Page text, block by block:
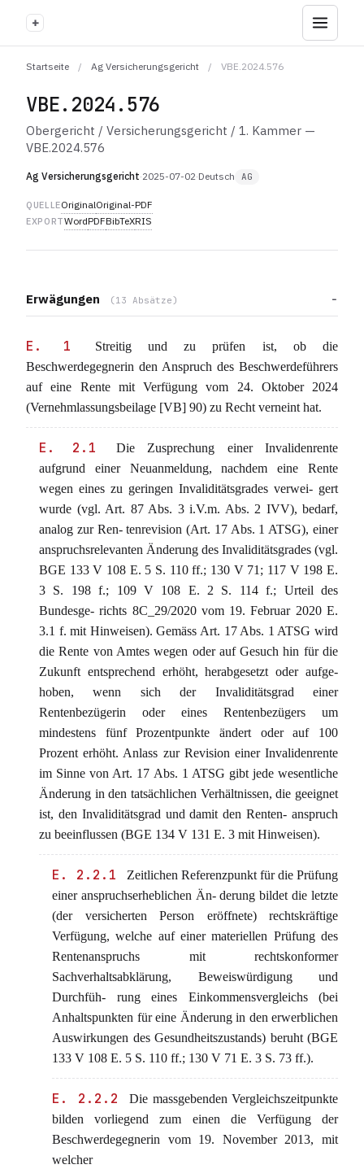
+
Startseite / Ag Versicherungsgericht / VBE.2024.576
VBE.2024.576
Obergericht / Versicherungsgericht / 1. Kammer —
VBE.2024.576
Ag Versicherungsgericht·2025-07-02·Deutsch AG
QUELLEOriginalOriginal-PDF
EXPORTWordPDFBibTeXRIS
Erwägungen (13 Absätze)
E. 1
Streitig und zu prüfen ist, ob die
Beschwerdegegnerin den Anspruch des Beschwerdeführers
auf eine Rente mit Verfügung vom 24. Oktober 2024
(Vernehmlassungsbeilage [VB] 90) zu Recht verneint hat.
E. 2.1
Die Zusprechung einer Invalidenrente
aufgrund einer Neuanmeldung, nachdem eine Rente
wegen eines zu geringen Invaliditätsgrades verwei- gert
wurde (vgl. Art. 87 Abs. 3 i.V.m. Abs. 2 IVV), bedarf,
analog zur Ren- tenrevision (Art. 17 Abs. 1 ATSG), einer
anspruchsrelevanten Änderung des Invaliditätsgrades (vgl.
BGE 133 V 108 E. 5 S. 110 ff.; 130 V 71; 117 V 198 E.
3 S. 198 f.; 109 V 108 E. 2 S. 114 f.; Urteil des
Bundesge- richts 8C_29/2020 vom 19. Februar 2020 E.
3.1 f. mit Hinweisen). Gemäss Art. 17 Abs. 1 ATSG wird
die Rente von Amtes wegen oder auf Gesuch hin für die
Zukunft entsprechend erhöht, herabgesetzt oder aufge-
hoben, wenn sich der Invaliditätsgrad einer
Rentenbezügerin oder eines Rentenbezügers um
mindestens fünf Prozentpunkte ändert oder auf 100
Prozent erhöht. Anlass zur Revision einer Invalidenrente
im Sinne von Art. 17 Abs. 1 ATSG gibt jede wesentliche
Änderung in den tatsächlichen Verhältnissen, die geeignet
ist, den Invaliditätsgrad und damit den Renten- anspruch
zu beeinflussen (BGE 134 V 131 E. 3 mit Hinweisen).
E. 2.2.1
Zeitlichen Referenzpunkt für die Prüfung
einer anspruchserheblichen Än- derung bildet die letzte
(der versicherten Person eröffnete) rechtskräftige
Verfügung, welche auf einer materiellen Prüfung des
Rentenanspruchs mit rechtskonformer
Sachverhaltsabklärung, Beweiswürdigung und
Durchfüh- rung eines Einkommensvergleichs (bei
Anhaltspunkten für eine Änderung in den erwerblichen
Auswirkungen des Gesundheitszustands) beruht (BGE
133 V 108 E. 5 S. 110 ff.; 130 V 71 E. 3 S. 73 ff.).
E. 2.2.2
Die massgebenden Vergleichszeitpunkte
bilden vorliegend zum einen die Verfügung der
Beschwerdegegnerin vom 19. November 2013, mit
welcher